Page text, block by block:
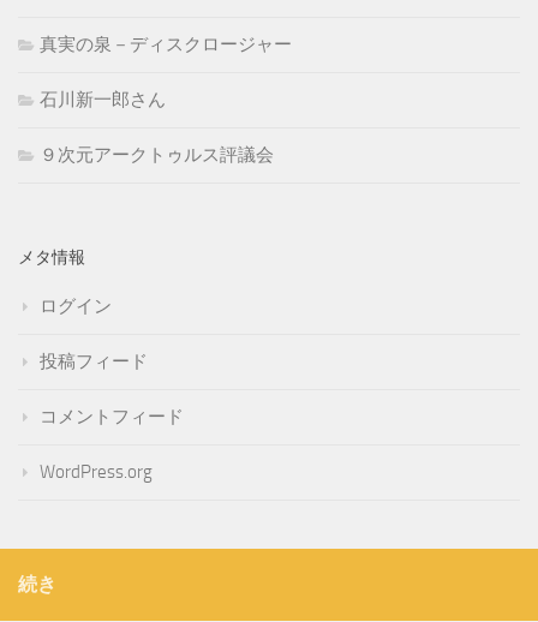
真実の泉－ディスクロージャー
石川新一郎さん
９次元アークトゥルス評議会
メタ情報
ログイン
投稿フィード
コメントフィード
WordPress.org
続き